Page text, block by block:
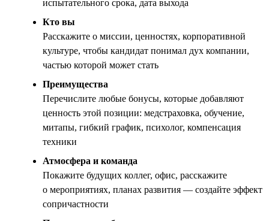
испытательного срока, дата выхода
Кто вы
Расскажите о миссии, ценностях, корпоративной
культуре, чтобы кандидат понимал дух компании,
частью которой может стать
Преимущества
Перечислите любые бонусы, которые добавляют
ценность этой позиции: медстраховка, обучение,
митапы, гибкий график, психолог, компенсация
техники
Атмосфера и команда
Покажите будущих коллег, офис, расскажите
о мероприятиях, планах развития — создайте эффект
сопричастности